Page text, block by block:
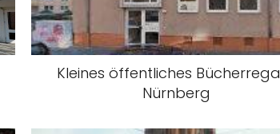
Kleines öffentliches
Nürnberg